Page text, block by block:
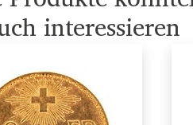
interessieren